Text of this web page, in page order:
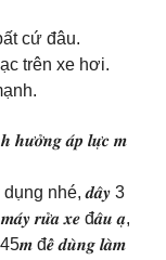
cứ đâu.
trên xe hơi.
𝒉𝒖̛𝒐̛̉𝒏𝒈 𝒂́𝒑 𝒍𝒖̛̣𝒄 𝒎
nhé, 𝒅𝒂̂𝒚 3
𝒓𝒖̛̉𝒂 𝒙𝒆 đ𝒂̂𝒖 𝒂̣,
45𝒎 đ𝒆̂̉ 𝒅𝒖̀𝒏𝒈 𝒍𝒂̀𝒎